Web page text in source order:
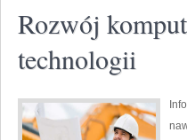
Rozwój
technologii